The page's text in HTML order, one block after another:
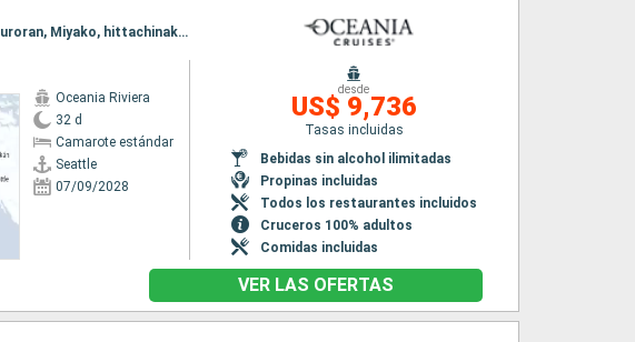
Itinerario : Seattle, Ketchikán, Juneau, Whittier, Kushiro, Hakodate, Muroran, Miyako, hittachinaka, Tokyo, Osaka, Kochi, Beppu, Hiroshima, Fukuoka, Busan, Nagasaki, Kagoshima, Tokyo
Oceania Riviera
32 d
Camarote estándar
Seattle
07/09/2028
desde
US$ 9,736
Tasas incluidas
Bebidas sin alcohol ilimitadas
Propinas incluidas
Todos los restaurantes incluidos
Cruceros 100% adultos
Comidas incluidas
VER LAS OFERTAS